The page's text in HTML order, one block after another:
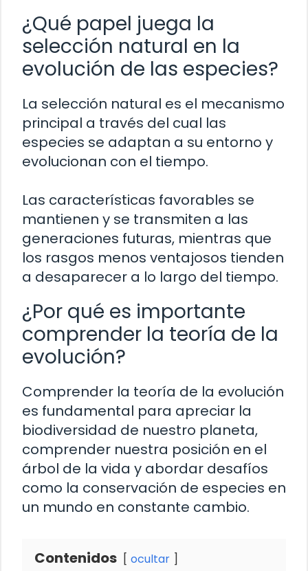
¿Qué papel juega la
selección natural en la
evolución de las especies?
La selección natural es el mecanismo
principal a través del cual las
especies se adaptan a su entorno y
evolucionan con el tiempo.
Las características favorables se
mantienen y se transmiten a las
generaciones futuras, mientras que
los rasgos menos ventajosos tienden
a desaparecer a lo largo del tiempo.
¿Por qué es importante
comprender la teoría de la
evolución?
Comprender la teoría de la evolución
es fundamental para apreciar la
biodiversidad de nuestro planeta,
comprender nuestra posición en el
árbol de la vida y abordar desafíos
como la conservación de especies en
un mundo en constante cambio.
Contenidos ocultar